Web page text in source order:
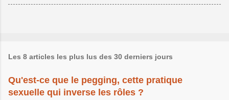
Les 8 articles les plus lus des 30 derniers jours
Qu'est-ce que le pegging, cette pratique
sexuelle qui inverse les rôles ?